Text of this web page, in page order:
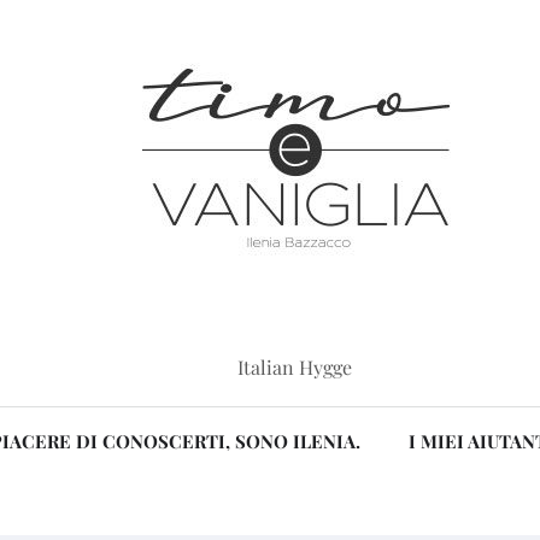
Italian Hygge
DI CONOSCERTI, SONO ILENIA. I MIEI